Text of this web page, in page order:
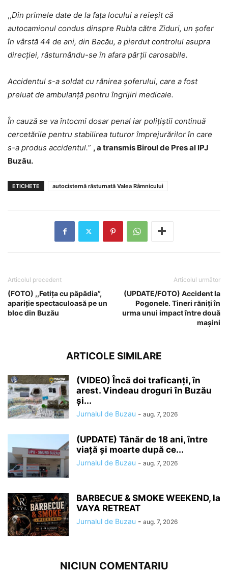
,,Din primele date de la fața locului a reieșit că
autocamionul condus dinspre Rubla către Ziduri, un șofer
în vârstă 44 de ani, din Bacău, a pierdut controlul asupra
direcției, răsturnându-se în afara părții carosabile.
Accidentul s-a soldat cu rănirea șoferului, care a fost
preluat de ambulanță pentru îngrijiri medicale.
În cauză se va întocmi dosar penal iar polițiștii continuă
cercetările pentru stabilirea tuturor împrejurărilor în care
s-a produs accidentul.” , a transmis Biroul de Pres al IPJ
Buzău.
ETICHETE autocisternă răsturnată Valea Râmnicului
Articolul precedent
(FOTO) ,,Fetița cu păpădia”,
apariție spectaculoasă pe un
bloc din Buzău
Articolul următor
(UPDATE/FOTO) Accident la
Pogonele. Tineri răniți în
urma unui impact între două
mașini
ARTICOLE SIMILARE
(VIDEO) Încă doi traficanți, în
arest. Vindeau droguri în Buzău
și...
Jurnalul de Buzau - aug. 7, 2026
(UPDATE) Tânăr de 18 ani, între
viață și moarte după ce...
Jurnalul de Buzau - aug. 7, 2026
BARBECUE & SMOKE WEEKEND, la
VAYA RETREAT
Jurnalul de Buzau - aug. 7, 2026
NICIUN COMENTARIU